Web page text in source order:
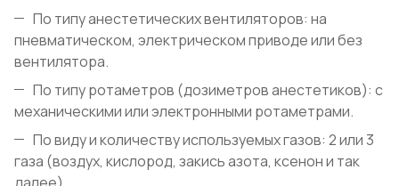
По типу анестетических вентиляторов: на
пневматическом, электрическом приводе или без
вентилятора.
По типу ротаметров (дозиметров анестетиков): с
механическими или электронными ротаметрами.
По виду и количеству используемых газов: 2 или 3
газа (воздух, кислород, закись азота, ксенон и так